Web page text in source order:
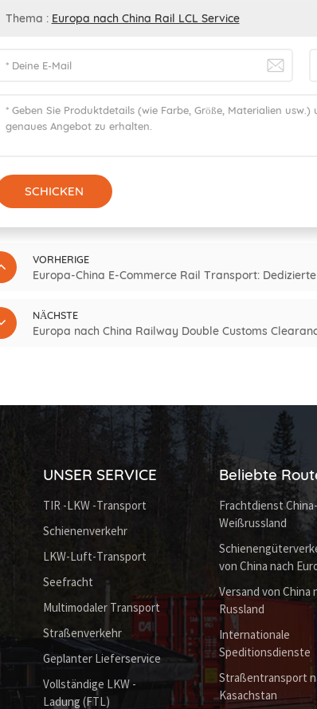
Thema : Europa nach China Rail LCL Service
SCHICKEN
VORHERIGE
Europa-China E-Commerce Rail Transport:
NÄCHSTE
Europa nach China Railway Double Customs
UNSER SERVICE
TIR -LKW -Transport
Schienenverkehr
LKW-Luft-Transport
Seefracht
Multimodaler Transport
Straßenverkehr
Geplanter Lieferservice
Vollständige LKW -
Ladung (FTL)
Beliebte
Frachtdienst China-
Weißrussland
von China nach
Versand von China
Russland
Internationale
Speditionsdienste
Straßentransport
Kasachstan